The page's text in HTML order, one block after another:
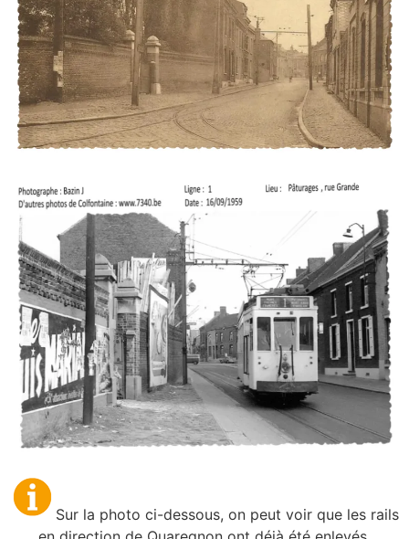
Sur la photo ci-dessous, on peut voir que les rails